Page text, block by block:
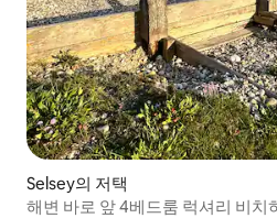
Selsey의 저택
해변 바로 앞 4베드룸 럭셔리 비치